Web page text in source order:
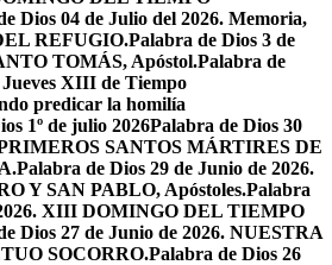
Dios 04 de Julio del 2026. Memoria,
REFUGIO.Palabra de Dios 3 de
TOMÁS, Apóstol.Palabra de
XIII de Tiempo
predicar la homilía
1º de julio 2026Palabra de Dios 30
SANTOS MÁRTIRES DE
Palabra de Dios 29 de Junio de 2026.
Y SAN PABLO, Apóstoles.Palabra
XIII DOMINGO DEL TIEMPO
Dios 27 de Junio de 2026. NUESTRA
SOCORRO.Palabra de Dios 26